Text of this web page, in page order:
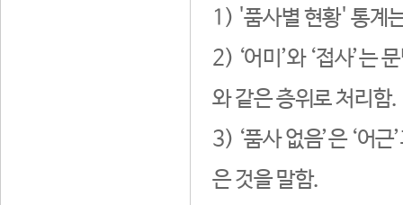
1) '품사별 현황' 통계
2) ‘어미’와 ‘접사’는
와 같은 층위로 처리함.
3) ‘품사 없음’은 ‘어
은 것을 말함.